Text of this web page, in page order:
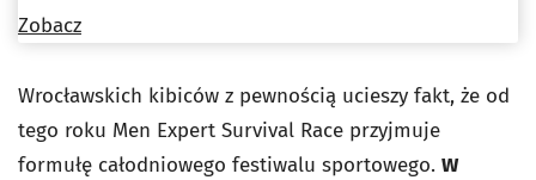
Zobacz
Wrocławskich kibiców z pewnością ucieszy fakt, że od
tego roku Men Expert Survival Race przyjmuje
formułę całodniowego festiwalu sportowego. W